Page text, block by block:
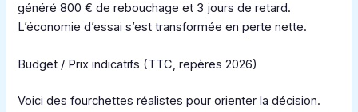
généré 800 € de rebouchage et 3 jours de retard.
L’économie d’essai s’est transformée en perte nette.
Budget / Prix indicatifs (TTC, repères 2026)
Voici des fourchettes réalistes pour orienter la décision.